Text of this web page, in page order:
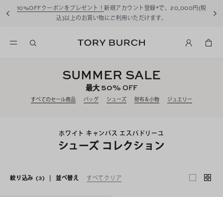
10%OFFクーポンをプレゼント！ 新規アカウント登録*で、20,000円(税
込)以上のお買い物にご利用いただけます。
SUMMER SALE
最大50% OFF
すべてのセール商品 バッグ シューズ 財布＆小物 ジュエリー
ホワイト キャンバス エスパドリーユ
シューズ コレクション
絞り込み (3) | 並べ替え すべてクリア